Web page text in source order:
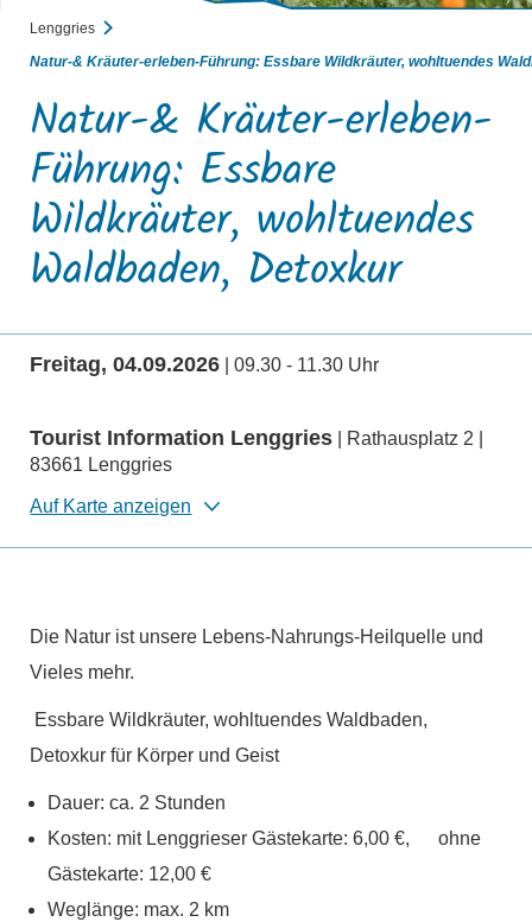
Lenggries
Natur-& Kräuter-erleben-Führung: Essbare Wildkräuter, wohltuendes
Natur-& Kräuter-erleben-
Führung: Essbare
Wildkräuter, wohltuendes
Waldbaden, Detoxkur
Freitag, 04.09.2026 | 09.30 - 11.30 Uhr
Tourist Information Lenggries | Rathausplatz 2 |
83661 Lenggries
Auf Karte anzeigen
Die Natur ist unsere Lebens-Nahrungs-Heilquelle und
Vieles mehr.
Essbare Wildkräuter, wohltuendes Waldbaden,
Detoxkur für Körper und Geist
Dauer: ca. 2 Stunden
Kosten: mit Lenggrieser Gästekarte: 6,00 €, ohne
Gästekarte: 12,00 €
Weglänge: max. 2 km